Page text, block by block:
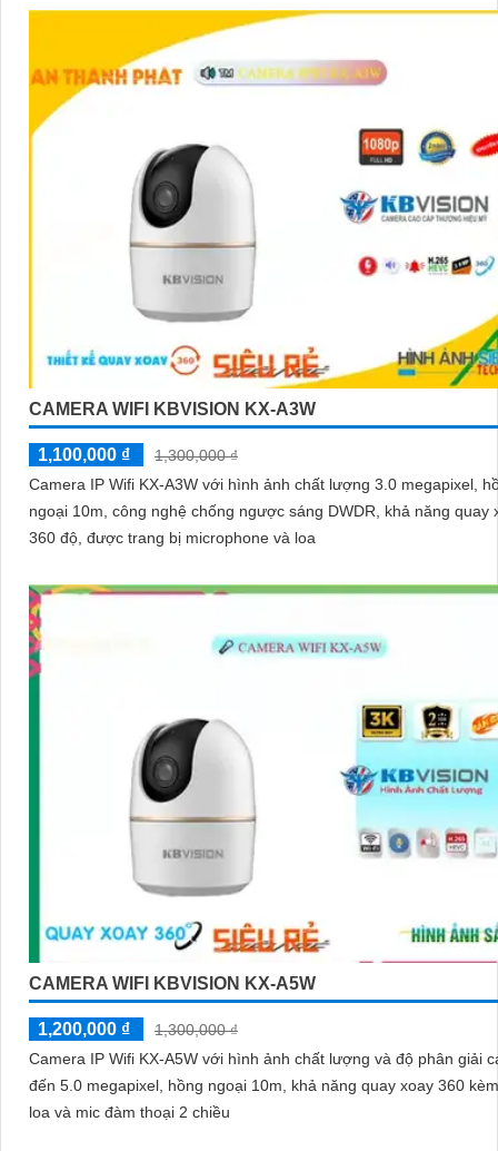
CAMERA WIFI KBVISION KX-A3W
1,100,000 ₫
1,300,000 ₫
Camera IP Wifi KX-A3W với hình ảnh chất lượng 3.0 megapixel,
ngoại 10m, công nghệ chống ngược sáng DWDR, khả năng quay
360 độ, được trang bị microphone và loa
CAMERA WIFI KBVISION KX-A5W
1,200,000 ₫
1,300,000 ₫
Camera IP Wifi KX-A5W với hình ảnh chất lượng và độ phân giải
đến 5.0 megapixel, hồng ngoại 10m, khả năng quay xoay 360
loa và mic đàm thoại 2 chiều